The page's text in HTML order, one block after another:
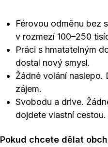
Férovou odměnu bez
v rozmezí 100–250
Práci s hmatatelným
dostal nový smysl.
Žádné volání
zájem.
Svobodu a drive.
dojdete vlastní cestou.
Pokud chcete dělat